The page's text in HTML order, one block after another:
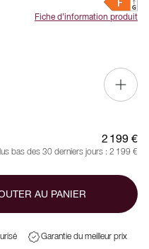
Fiche d’information produit
2 199 €
bas des 30 derniers jours : 2 199 €
AU PANIER
Garantie du meilleur prix